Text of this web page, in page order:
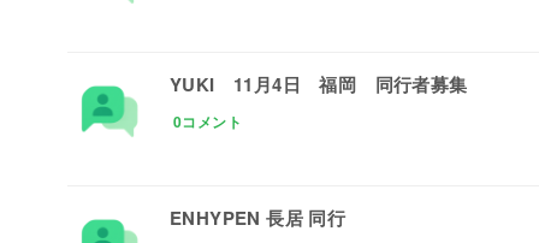
YUKI 11月4日 福岡 同行者募集
0コメント
ENHYPEN 長居 同行